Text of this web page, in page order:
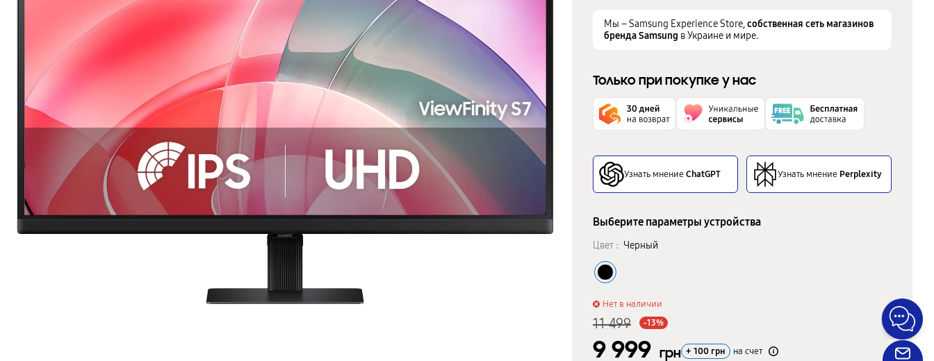
Мы – Samsung Experience Store,собственная сеть магазинов
бренда Samsung в Украине и мире.
Только при покупке у нас
Узнать мнениеChatGPT Узнать мнение Perplexity
Выберите параметры устройства
Цвет : Черный
Нет в наличии
11 499 -13%
9 999 грн + 100 грн на счет